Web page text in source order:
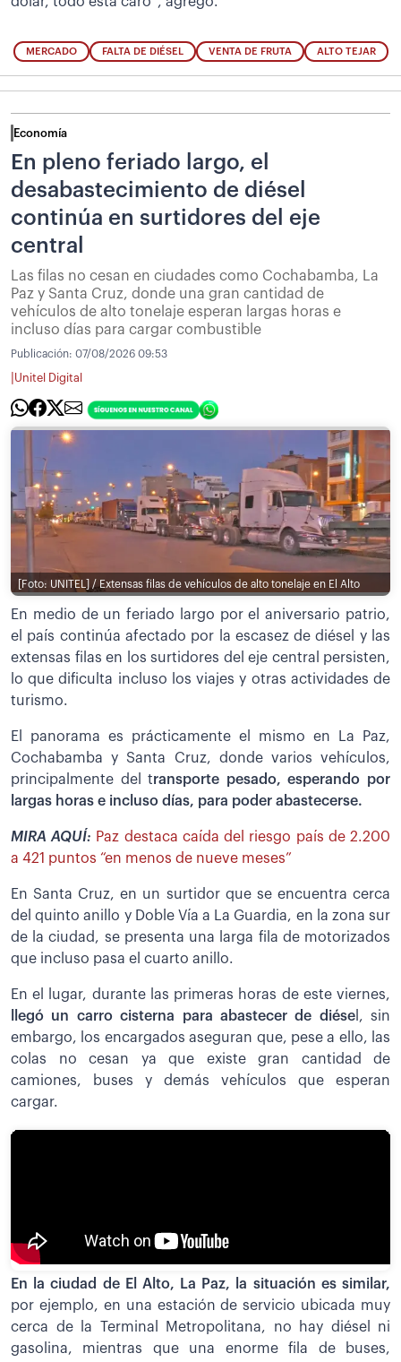
MERCADO FALTA DE DIÉSEL VENTA DE FRUTA ALTO TEJAR
Economía
En pleno feriado largo, el
desabastecimiento de diésel
continúa en surtidores del eje
central
Las filas no cesan en ciudades como Cochabamba, La
Paz y Santa Cruz, donde una gran cantidad de
vehículos de alto tonelaje esperan largas horas e
incluso días para cargar combustible
Publicación: 07/08/2026 09:53
Unitel Digital
[Foto: UNITEL] / Extensas filas de vehículos de alto tonelaje en El Alto
En medio de un feriado largo por el aniversario patrio,
el país continúa afectado por la escasez de diésel y las
extensas filas en los surtidores del eje central persisten,
lo que dificulta incluso los viajes y otras actividades de
turismo.
El panorama es prácticamente el mismo en La Paz,
Cochabamba y Santa Cruz, donde varios vehículos,
principalmente del transporte pesado, esperando por
largas horas e incluso días, para poder abastecerse.
MIRA AQUÍ: Paz destaca caída del riesgo país de 2.200
a 421 puntos “en menos de nueve meses”
En Santa Cruz, en un surtidor que se encuentra cerca
del quinto anillo y Doble Vía a La Guardia, en la zona sur
de la ciudad, se presenta una larga fila de motorizados
que incluso pasa el cuarto anillo.
En el lugar, durante las primeras horas de este viernes,
llegó un carro cisterna para abastecer de diésel, sin
embargo, los encargados aseguran que, pese a ello, las
colas no cesan ya que existe gran cantidad de
camiones, buses y demás vehículos que esperan
cargar.
En la ciudad de El Alto, La Paz, la situación es similar,
por ejemplo, en una estación de servicio ubicada muy
cerca de la Terminal Metropolitana, no hay diésel ni
gasolina, mientras que una enorme fila de buses,